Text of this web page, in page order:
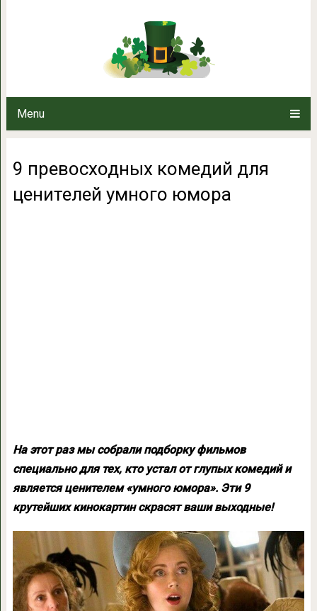
Menu
9 превосходных комедий
9 превосходных комедий для
ценителей умного юмора
На этот раз мы собрали подборку фильмов
специально для тех, кто устал от глупых комедий и
является ценителем «умного юмора». Эти 9
крутейших кинокартин скрасят ваши выходные!